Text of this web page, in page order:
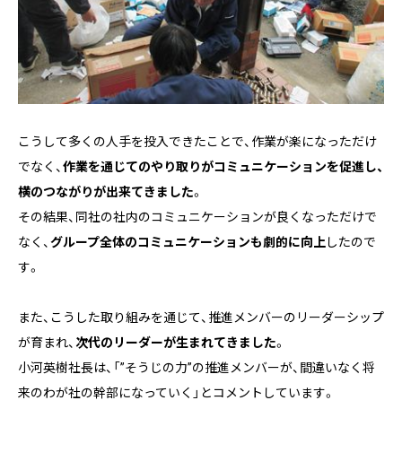
こうして多くの人手を投入できたことで、作業が楽になっただけ
でなく、 作業を通じてのやり取りがコミュニケーションを促進し、
横のつながりが出来てきました。
その結果、同社の社内のコミュニケーションが良くなっただけで
なく、 グループ全体のコミュニケーションも劇的に向上 したので
す。
また、こうした取り組みを通じて、推進メンバーのリーダーシップ
が育まれ、 次代のリーダーが生まれてきました。
小河英樹社長は、「”そうじの力”の推進メンバーが、間違いなく将
来のわが社の幹部になっていく」とコメントしています。